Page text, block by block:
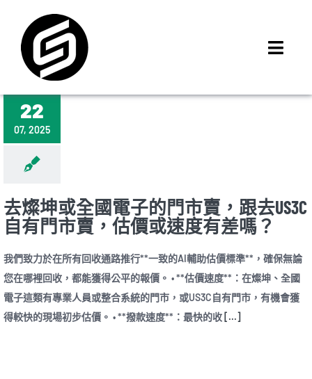
content
門市據點
iMCheck APP
iPhone 回收價
3C租賃
最新資訊
聯絡我們
22
07, 2025
去燦坤或全國電子的門市賣，跟去US3C
自有門市賣，估價或速度有差嗎？
我們致力於在所有回收通路推行**一致的AI輔助估價標準**，確保無論
您在哪裡回收，都能獲得公平的報價。 • **估價速度**：在燦坤、全國
電子這類有專業人員或整合系統的門市，或US3C自有門市，有機會獲
得較快的現場初步估價。 • **撥款速度**：最快的收 [...]